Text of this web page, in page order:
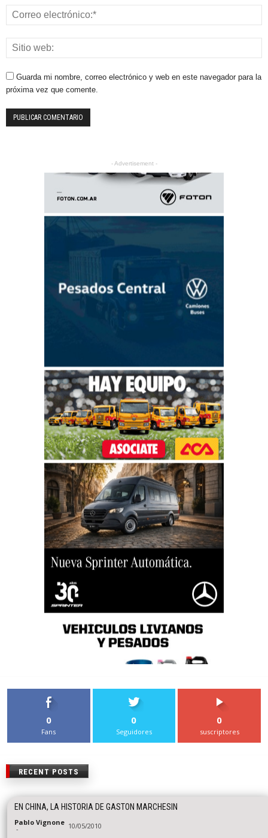
Guarda mi nombre, correo electrónico y web en este navegador para la
próxima vez que comente.
- Advertisement -
0
Fans
0
Seguidores
0
suscriptores
RECENT POSTS
EN CHINA, LA HISTORIA DE GASTON MARCHESIN
Pablo Vignone
- 10/05/2010